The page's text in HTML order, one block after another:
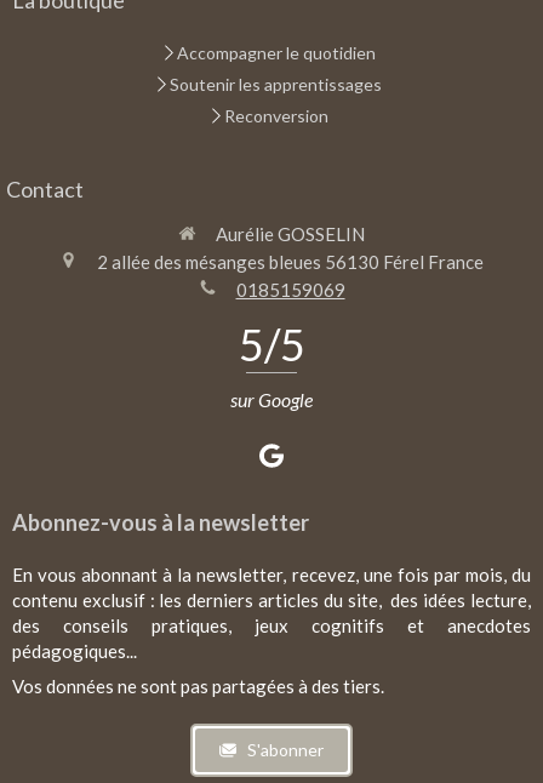
Accompagner le quotidien
Soutenir les apprentissages
Reconversion
Contact
Aurélie GOSSELIN
2 allée des mésanges bleues 56130 Férel France
0185159069
5/5
sur Google
Abonnez-vous à la newsletter
En vous abonnant à la newsletter, recevez, une fois par mois, du
contenu exclusif : les derniers articles du site, des idées lecture,
des conseils pratiques, jeux cognitifs et anecdotes
pédagogiques...
Vos données ne sont pas partagées à des tiers.
S'abonner